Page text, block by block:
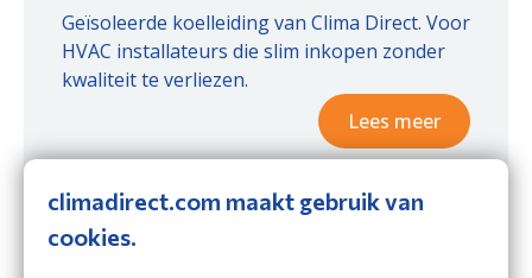
Geïsoleerde koelleiding van Clima Direct. Voor
HVAC installateurs die slim inkopen zonder
kwaliteit te verliezen.
Lees meer
01-01-2026
Ons kantoor is verhuisd naar
Dordrecht!
climadirect.com maakt gebruik van
cookies.